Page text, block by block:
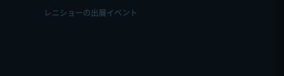
レニショーの出展イベント